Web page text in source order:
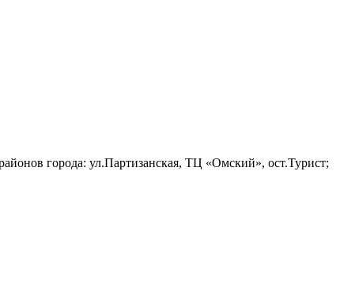
города: ул.Партизанская, ТЦ «Омский», ост.Турист;